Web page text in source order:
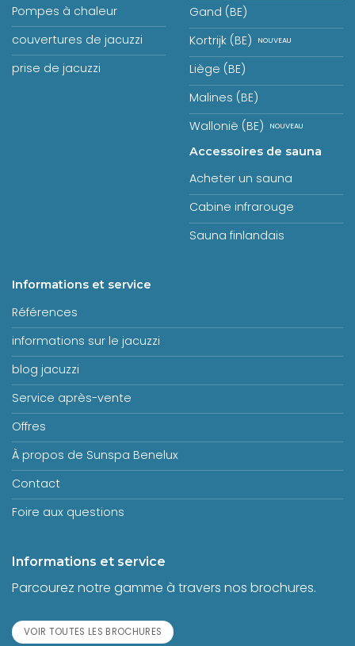
Pompes à chaleur
couvertures de jacuzzi
prise de jacuzzi
Gand (BE)
Kortrijk (BE)
Liège (BE)
Malines (BE)
Wallonië (BE)
Accessoires de sauna
Acheter un sauna
Cabine infrarouge
Sauna finlandais
Informations et service
Références
informations sur le jacuzzi
blog jacuzzi
Service après-vente
Offres
À propos de Sunspa Benelux
Contact
Foire aux questions
Informations et service
Parcourez notre gamme à travers nos brochures.
VOIR TOUTES LES BROCHURES